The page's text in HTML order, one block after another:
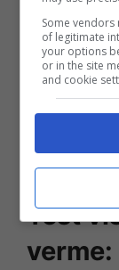
Test
verme:
Some
of legitimate
your options
or in the site
and cookie